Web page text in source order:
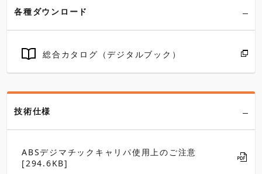
各種ダウンロード
総合カタログ（デジタルブック）
技術仕様
ABSデジマチックキャリパ使用上のご注意
[294.6KB]